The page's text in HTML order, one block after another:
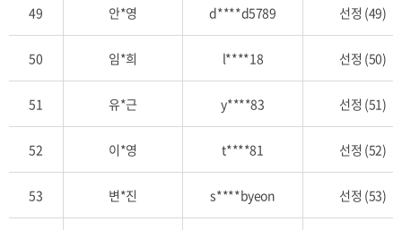
49 안*영 d****d5789 선정 (49)
50 임*희 l****18 선정 (50)
51 유*근 y****83 선정 (51)
52 이*영 t****81 선정 (52)
53 변*진 s****byeon 선정 (53)